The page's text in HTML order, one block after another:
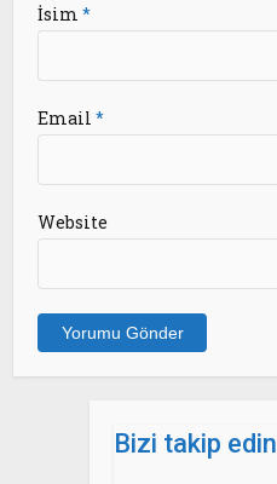
İsim*
Email*
Website
Bizi takip edin